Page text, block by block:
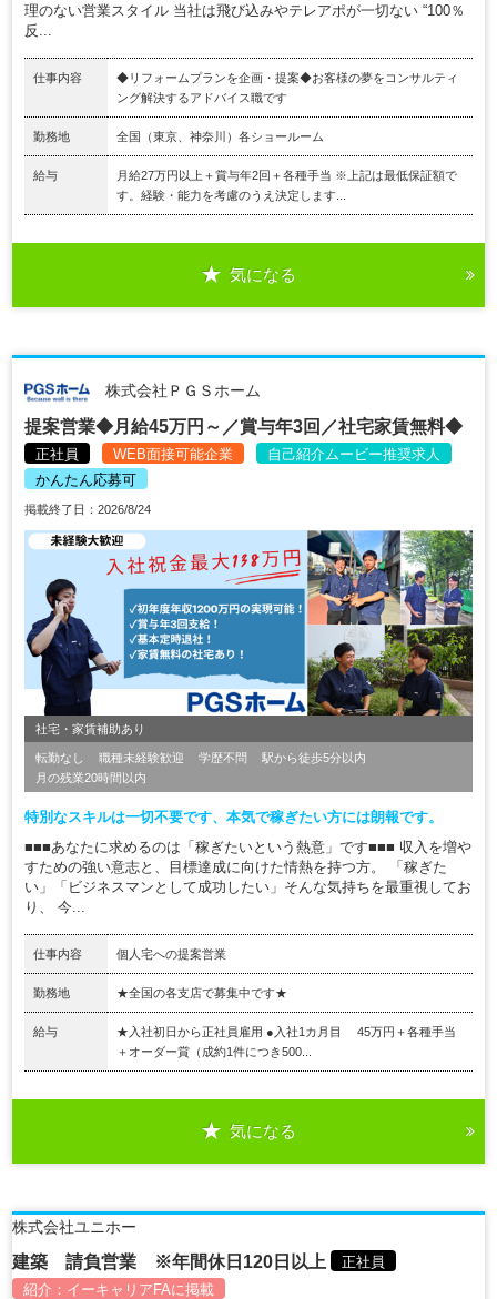
理のない営業スタイル 当社は飛び込みやテレアポが一切ない “100％
反...
仕事内容
◆リフォームプランを企画・提案◆お客様の夢をコンサルティ
ング解決するアドバイス職です
勤務地 全国（東京、神奈川）各ショールーム
給与
月給27万円以上＋賞与年2回＋各種手当 ※上記は最低保証額で
す。経験・能力を考慮のうえ決定します...
気になる
株式会社ＰＧＳホーム
提案営業◆月給45万円～／賞与年3回／社宅家賃無料◆
正社員 WEB面接可能企業
自己紹介ムービー推奨求人
かんたん応募可
掲載終了日：2026/8/24
社宅・家賃補助あり
転勤なし 職種未経験歓迎 学歴不問
駅から徒歩5分以内
月の残業20時間以内
特別なスキルは一切不要です、本気で稼ぎたい方には朗報です。
■■■あなたに求めるのは「稼ぎたいという熱意」です■■■ 収入を増や
すための強い意志と、目標達成に向けた情熱を持つ方。 「稼ぎた
い」「ビジネスマンとして成功したい」そんな気持ちを最重視してお
り、 今...
仕事内容 個人宅への提案営業
勤務地 ★全国の各支店で募集中です★
給与
★入社初日から正社員雇用 ●入社1カ月目 45万円＋各種手当
＋オーダー賞（成約1件につき500...
気になる
株式会社ユニホー
建築 請負営業 ※年間休日120日以上
正社員
紹介： イーキャリアFAに掲載